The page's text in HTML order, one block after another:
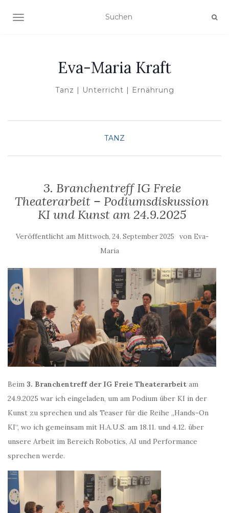
NAVIGATION UMSCHALTEN
Eva-Maria Kraft
Tanz | Unterricht | Ernährung
TANZ
3. Branchentreff IG Freie
Theaterarbeit – Podiumsdiskussion
KI und Kunst am 24.9.2025
Veröffentlicht am Mittwoch, 24. September 2025 von Eva-
Maria
Beim 3. Branchentreff der IG Freie Theaterarbeit am
24.9.2025 war ich eingeladen, um am Podium über KI in der
Kunst zu sprechen und als Teaser für die Reihe „Hands-On
KI“, wo ich gemeinsam mit H.A.U.S. am 18.11. und 4.12. über
unsere Arbeit im Bereich Robotics, AI und Performance
sprechen werde.